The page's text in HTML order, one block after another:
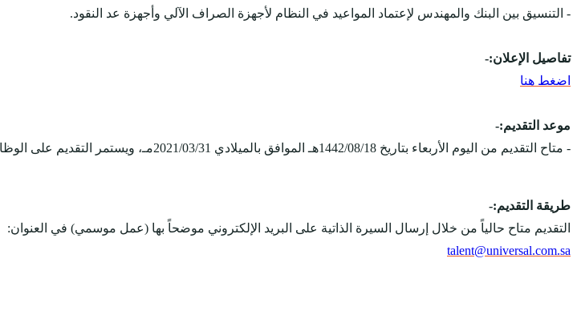
- التنسيق بين البنك والمهندس لإعتماد المواعيد في النظام لأجهزة الصراف الآلي وأجهزة عد النقود.
تفاصيل الإعلان:-
اضغط هنا
موعد التقديم:-
- متاح التقديم من اليوم الأربعاء بتاريخ 1442/08/18هـ الموافق بالميلادي 2021/03/31مـ، ويستمر التقديم على الوظائف حتى يتم الإكتفاء بالعدد المطلوب.
طريقة التقديم:-
التقديم متاح حالياً من خلال إرسال السيرة الذاتية على البريد الإلكتروني موضحاً بها (عمل موسمي) في العنوان:
talent@universal.com.sa